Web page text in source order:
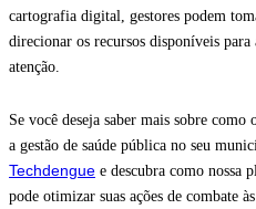
cartografia digital, gestores podem
direcionar os recursos disponíveis para
atenção.
Se você deseja saber mais sobre
a gestão de saúde pública no seu
Techdengue e descubra como nossa
pode otimizar suas ações de combate